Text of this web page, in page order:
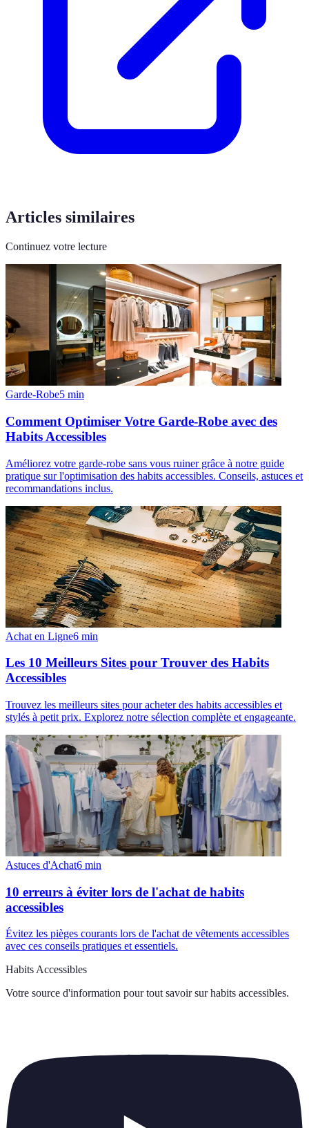
Articles similaires
Continuez votre lecture
Garde-Robe5 min
Comment Optimiser Votre Garde-Robe avec des
Habits Accessibles
Améliorez votre garde-robe sans vous ruiner grâce à notre guide
pratique sur l'optimisation des habits accessibles. Conseils, astuces et
recommandations inclus.
Achat en Ligne6 min
Les 10 Meilleurs Sites pour Trouver des Habits
Accessibles
Trouvez les meilleurs sites pour acheter des habits accessibles et
stylés à petit prix. Explorez notre sélection complète et engageante.
Astuces d'Achat6 min
10 erreurs à éviter lors de l'achat de habits
accessibles
Évitez les pièges courants lors de l'achat de vêtements accessibles
avec ces conseils pratiques et essentiels.
Habits Accessibles
Votre source d'information pour tout savoir sur habits accessibles.